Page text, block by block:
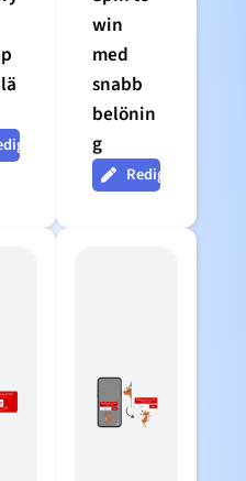
win
med
snabb
belönin
g
Redigera